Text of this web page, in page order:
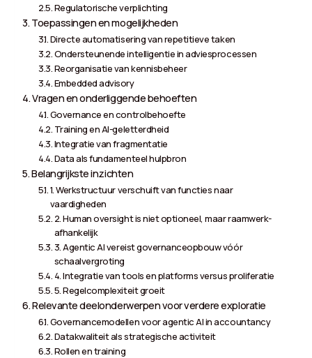
Regulatorische verplichting
Toepassingen en mogelijkheden
Directe automatisering van repetitieve taken
Ondersteunende intelligentie in adviesprocessen
Reorganisatie van kennisbeheer
Embedded advisory
Vragen en onderliggende behoeften
Governance en controlbehoefte
Training en AI-geletterdheid
Integratie van fragmentatie
Data als fundamenteel hulpbron
Belangrijkste inzichten
1. Werkstructuur verschuift van functies naar
vaardigheden
2. Human oversight is niet optioneel, maar raamwerk-
afhankelijk
3. Agentic AI vereist governanceopbouw vóór
schaalvergroting
4. Integratie van tools en platforms versus proliferatie
5. Regelcomplexiteit groeit
Relevante deelonderwerpen voor verdere exploratie
Governancemodellen voor agentic AI in accountancy
Datakwaliteit als strategische activiteit
Rollen en training